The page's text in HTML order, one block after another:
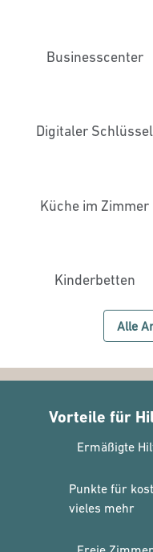
Business­center
Digitaler Schlüssel
Küche im Zimmer
Kinderbetten
Alle
Vorteile für
Ermäßigte
Punkte für
vieles mehr